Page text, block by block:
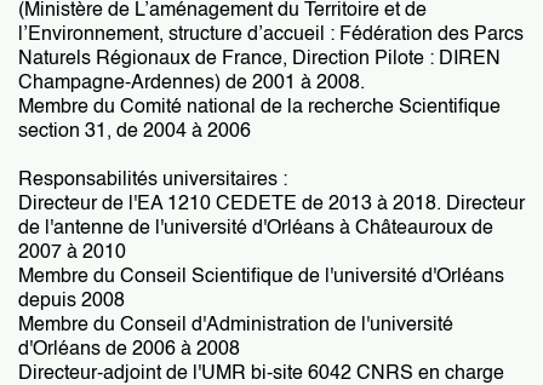
(Ministère de L’aménagement du Territoire et de
l’Environnement, structure d’accueil : Fédération des Parcs
Naturels Régionaux de France, Direction Pilote : DIREN
Champagne-Ardennes) de 2001 à 2008.
Membre du Comité national de la recherche Scientifique
section 31, de 2004 à 2006
Responsabilités universitaires :
Directeur de l'EA 1210 CEDETE de 2013 à 2018. Directeur
de l'antenne de l'université d'Orléans à Châteauroux de
2007 à 2010
Membre du Conseil Scientifique de l'université d'Orléans
depuis 2008
Membre du Conseil d'Administration de l'université
d'Orléans de 2006 à 2008
Directeur-adjoint de l'UMR bi-site 6042 CNRS en charge